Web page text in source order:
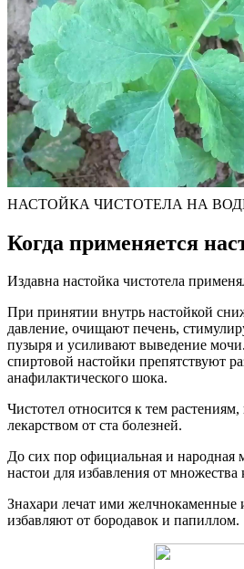
НАСТОЙКА ЧИСТОТЕЛА НА
Когда применяется
Издавна настойка чистотела
При принятии внутрь настойкой
давление, очищают печень,
пузыря и усиливают выведение
спиртовой настойки препятствуют
анафилактического шока.
Чистотел относится к тем
лекарством от ста болезней.
До сих пор официальная и народная
настои для избавления от
Знахари лечат ими желчнокаменные
избавляют от бородавок и папиллом.